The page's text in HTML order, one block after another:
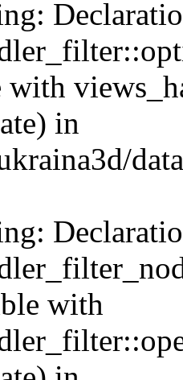
with
in
with